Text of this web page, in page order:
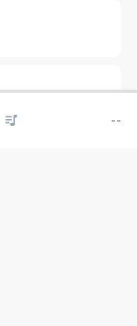
--